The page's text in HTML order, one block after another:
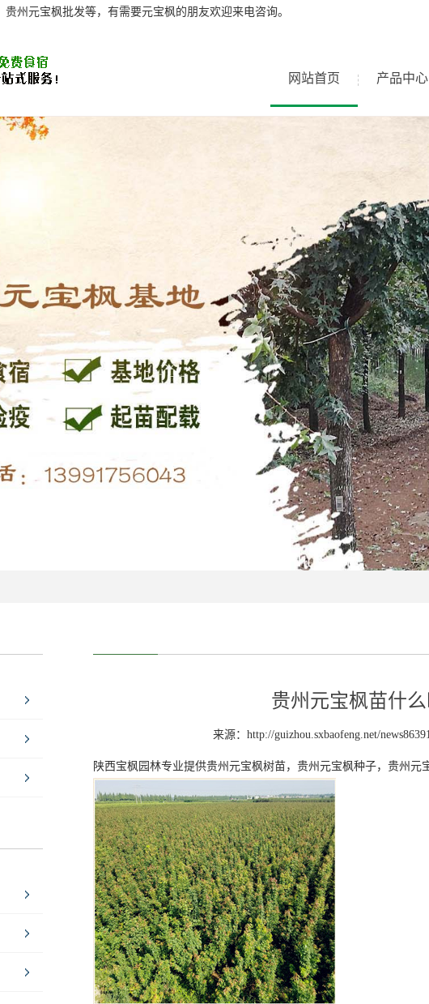
州元宝枫批发等，有需要元宝枫的朋友欢迎来电咨询。
网站首页 产品中心
贵州元宝枫苗什
来源：http://guizhou.sxbaofeng.net/
陕西宝枫园林专业提供贵州元宝枫树苗，贵州元宝枫种子，贵州元